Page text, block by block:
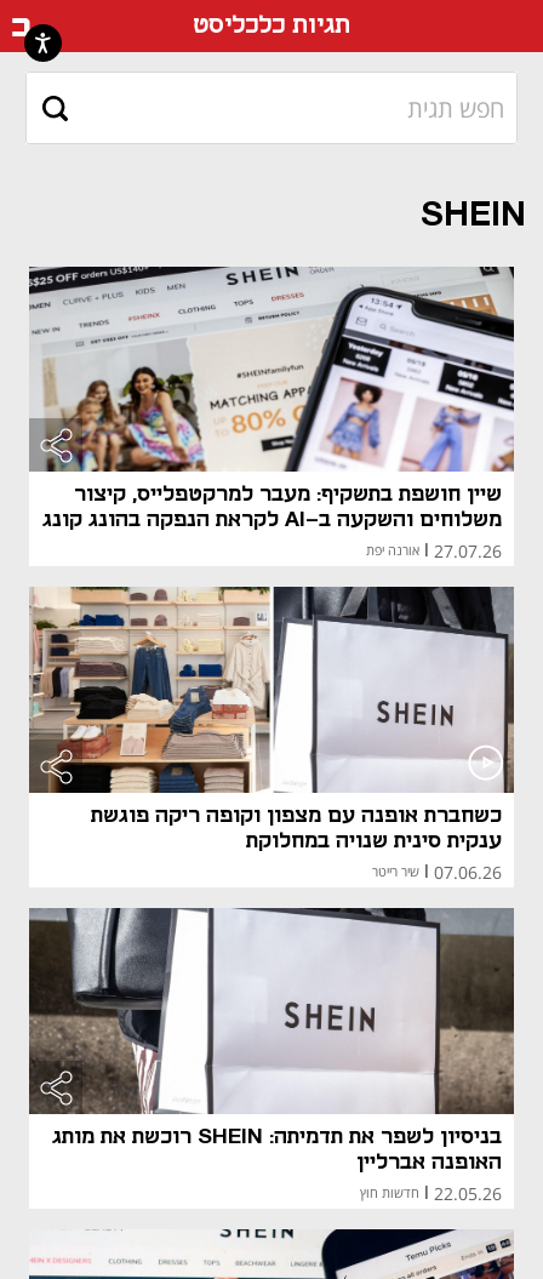
תגיות כלכליסט
SHEIN
שיין חושפת בתשקיף: מעבר למרקטפלייס, קיצור
משלוחים והשקעה ב-AI לקראת הנפקה בהונג קונג
27.07.26 אורנה יפת
כשחברת אופנה עם מצפון וקופה ריקה פוגשת
ענקית סינית שנויה במחלוקת
07.06.26 שיר רייטר
בניסיון לשפר את תדמיתה: SHEIN רוכשת את מותג
האופנה אברליין
22.05.26 חדשות חוץ